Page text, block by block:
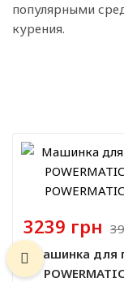
популярными
курения.
3239 грн
Машинка для